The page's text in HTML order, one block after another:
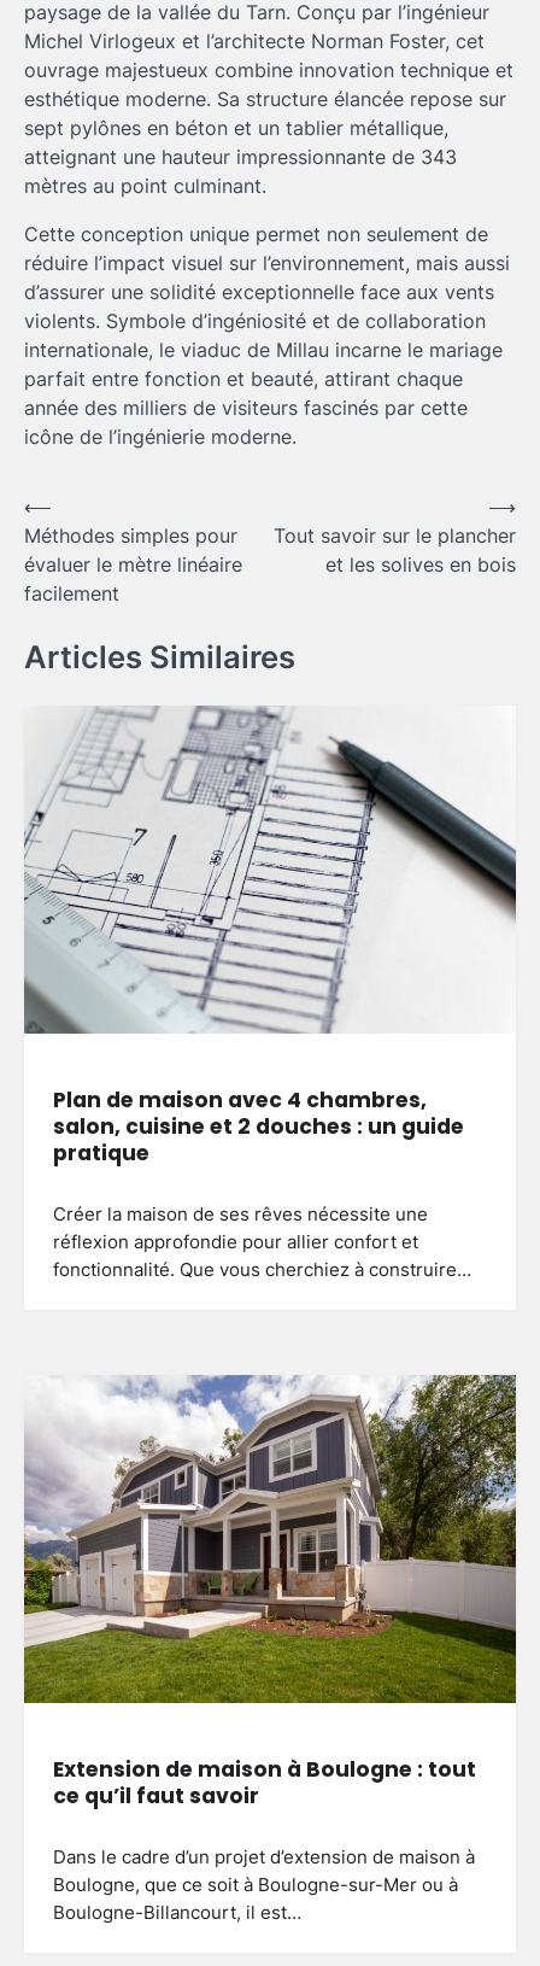
paysage de la vallée du Tarn. Conçu par l’ingénieur
Michel Virlogeux et l’architecte Norman Foster, cet
ouvrage majestueux combine innovation technique et
esthétique moderne. Sa structure élancée repose sur
sept pylônes en béton et un tablier métallique,
atteignant une hauteur impressionnante de 343
mètres au point culminant.
Cette conception unique permet non seulement de
réduire l’impact visuel sur l’environnement, mais aussi
d’assurer une solidité exceptionnelle face aux vents
violents. Symbole d’ingéniosité et de collaboration
internationale, le viaduc de Millau incarne le mariage
parfait entre fonction et beauté, attirant chaque
année des milliers de visiteurs fascinés par cette
icône de l’ingénierie moderne.
Navigation
de
l’article
⟵
Méthodes simples pour
évaluer le mètre linéaire
facilement
Tout savoir sur le plancher
et les solives en bois
⟶
Articles Similaires
Plan de maison avec 4 chambres,
salon, cuisine et 2 douches : un guide
pratique
Créer la maison de ses rêves nécessite une
réflexion approfondie pour allier confort et
fonctionnalité. Que vous cherchiez à construire…
Extension de maison à Boulogne : tout
ce qu’il faut savoir
Dans le cadre d’un projet d’extension de maison à
Boulogne, que ce soit à Boulogne-sur-Mer ou à
Boulogne-Billancourt, il est…